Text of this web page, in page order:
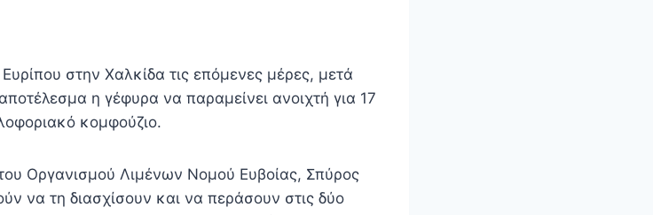
στην Χαλκίδα τις επόμενες μέρες, μετά
η γέφυρα να παραμείνει ανοιχτή για 17
κομφούζιο.
Οργανισμού Λιμένων Νομού Ευβοίας, Σπύρος
να τη διασχίσουν και να περάσουν στις δύο